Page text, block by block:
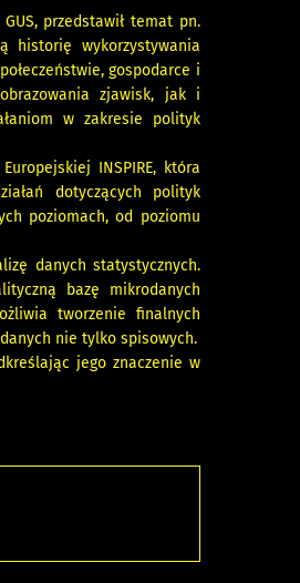
przedstawił temat pn.
historię wykorzystywania
gospodarce i
zjawisk, jak i
w zakresie polityk
INSPIRE, która
dotyczących polityk
poziomach, od poziomu
danych statystycznych.
bazę mikrodanych
tworzenie finalnych
nie tylko spisowych.
jego znaczenie w